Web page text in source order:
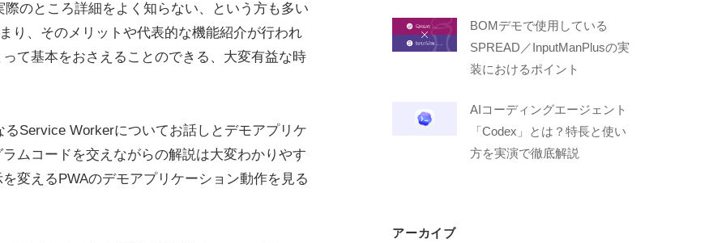
のところ詳細をよく知らない、という方も多い
り、そのメリットや代表的な機能紹介が行われ
て基本をおさえることのできる、大変有益な時
Service Workerについてお話しとデモアプリケ
ムコードを交えながらの解説は大変わかりやす
変えるPWAのデモアプリケーション動作を見る
BOMデモで使用している
SPREAD／InputManPlusの実
装におけるポイント
AIコーディングエージェント
「Codex」とは？特長と使い
方を実演で徹底解説
アーカイブ